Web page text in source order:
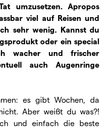
umzusetzen. Apropos
viel auf Reisen und
sehr wenig. Kannst du
oder ein special
wacher und frischer
auch Augenringe
es gibt Wochen, da
Aber weißt du was?!
und einfach die beste